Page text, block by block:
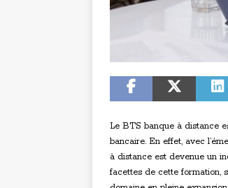
Le BTS banque à distance
bancaire. En effet, avec
à distance est devenue un
facettes de cette formation,